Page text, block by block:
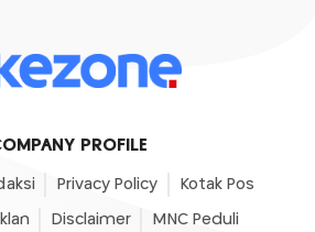
PROFILE
Privacy Policy Kotak Pos
Disclaimer MNC Peduli